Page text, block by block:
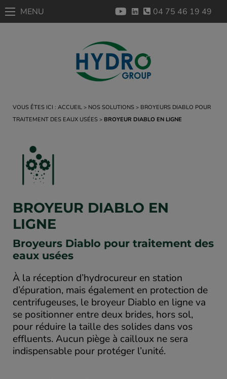
04 75 46 19 49
MENU
VOUS ÊTES ICI : ACCUEIL NOS SOLUTIONS
BROYEURS DIABLO POUR
TRAITEMENT DES EAUX USÉES
BROYEUR DIABLO EN LIGNE
BROYEUR DIABLO EN
LIGNE
Broyeurs Diablo pour traitement des
eaux usées
À la réception d’hydrocureur en station
d’épuration, mais également en protection de
centrifugeuses, le broyeur Diablo en ligne va
se positionner entre deux brides, hors sol,
pour réduire la taille des solides dans vos
effluents. Aucun piège à cailloux ne sera
indispensable pour protéger l’unité.